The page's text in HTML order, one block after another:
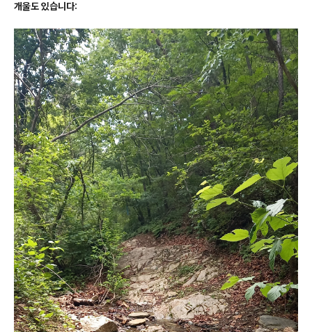
개울도 있습니다: